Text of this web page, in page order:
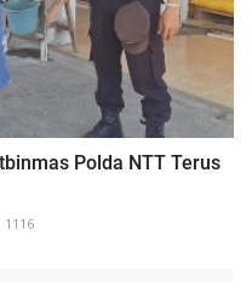
Polda NTT Terus
1116